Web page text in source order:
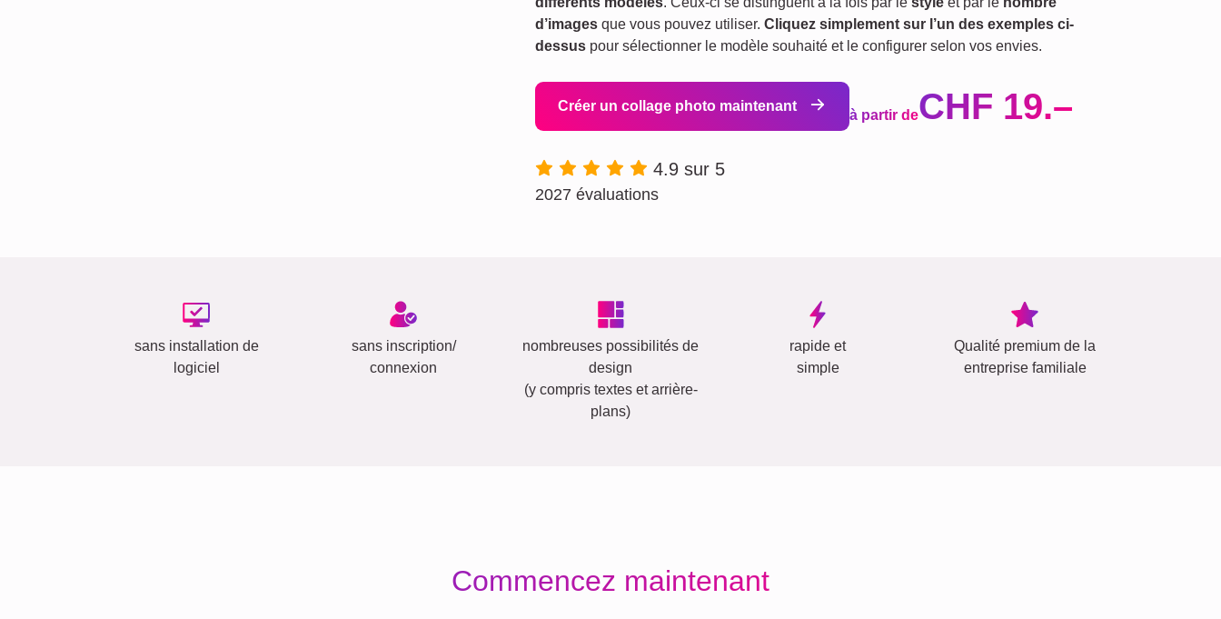
d’images que vous pouvez utiliser. Cliquez simplement sur l’un des exemples ci-
dessus pour sélectionner le modèle souhaité et le configurer selon vos envies.
Créer un collage photo maintenant
à partir deCHF 19.–
4.9 sur 5
2027 évaluations
sans installation de
logiciel
sans inscription/
connexion
nombreuses possibilités de
design
(y compris textes et arrière-
plans)
rapide et
simple
Qualité premium de la
entreprise familiale
Commencez maintenant